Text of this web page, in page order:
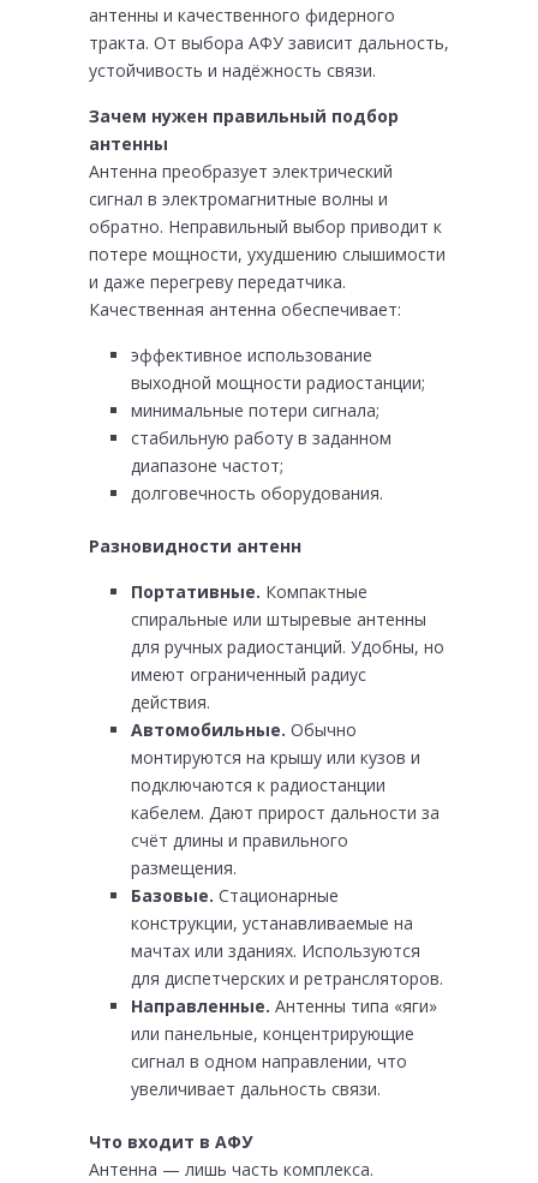
антенны и качественного фидерного
тракта. От выбора АФУ зависит дальность,
устойчивость и надёжность связи.
Зачем нужен правильный подбор
антенны
Антенна преобразует электрический
сигнал в электромагнитные волны и
обратно. Неправильный выбор приводит к
потере мощности, ухудшению слышимости
и даже перегреву передатчика.
Качественная антенна обеспечивает:
эффективное использование
выходной мощности радиостанции;
минимальные потери сигнала;
стабильную работу в заданном
диапазоне частот;
долговечность оборудования.
Разновидности антенн
Портативные. Компактные
спиральные или штыревые антенны
для ручных радиостанций. Удобны, но
имеют ограниченный радиус
действия.
Автомобильные. Обычно
монтируются на крышу или кузов и
подключаются к радиостанции
кабелем. Дают прирост дальности за
счёт длины и правильного
размещения.
Базовые. Стационарные
конструкции, устанавливаемые на
мачтах или зданиях. Используются
для диспетчерских и ретрансляторов.
Направленные. Антенны типа «яги»
или панельные, концентрирующие
сигнал в одном направлении, что
увеличивает дальность связи.
Что входит в АФУ
Антенна — лишь часть комплекса.